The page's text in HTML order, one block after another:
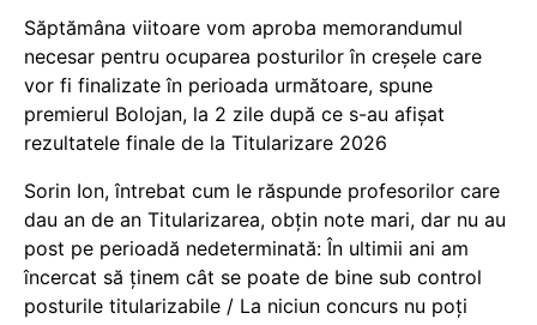
Săptămâna viitoare vom aproba memorandumul
necesar pentru ocuparea posturilor în creșele care
vor fi finalizate în perioada următoare, spune
premierul Bolojan, la 2 zile după ce s-au afișat
rezultatele finale de la Titularizare 2026
Sorin Ion, întrebat cum le răspunde profesorilor care
dau an de an Titularizarea, obțin note mari, dar nu au
post pe perioadă nedeterminată: În ultimii ani am
încercat să ținem cât se poate de bine sub control
posturile titularizabile / La niciun concurs nu poți